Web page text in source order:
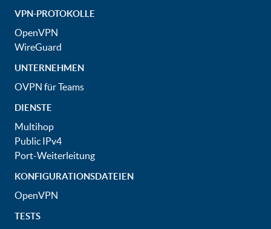
VPN-PROTOKOLLE
OpenVPN
WireGuard
UNTERNEHMEN
OVPN für Teams
DIENSTE
Multihop
Public IPv4
Port-Weiterleitung
KONFIGURATIONSDATEIEN
OpenVPN
TESTS